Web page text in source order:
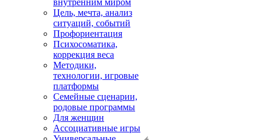
внутренним миром
Цель, мечта, анализ
ситуаций, событий
Профориентация
Психосоматика,
коррекция веса
Методики,
технологии, игровые
платформы
Семейные сценарии,
родовые программы
Для женщин
Ассоциативные игры